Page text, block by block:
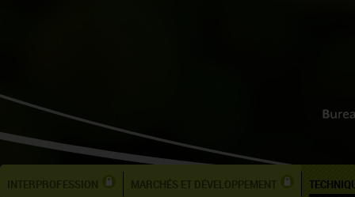
INTERPROFESSION MARCHÉS ET DÉVELOPPEMENT